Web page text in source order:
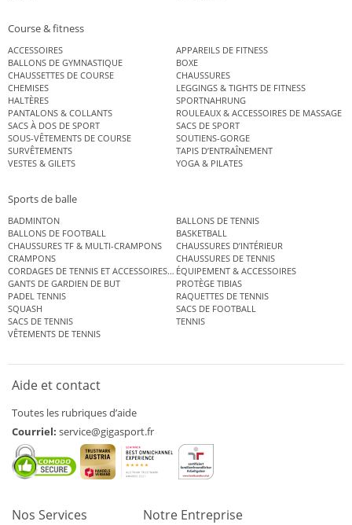
Course & fitness
ACCESSOIRES
APPAREILS DE FITNESS
BALLONS DE GYMNASTIQUE
BOXE
CHAUSSETTES DE COURSE
CHAUSSURES
CHEMISES
LEGGINGS & TIGHTS DE FITNESS
HALTÈRES
SPORTNAHRUNG
PANTALONS & COLLANTS
ROULEAUX & ACCESSOIRES DE MASSAGE
SACS À DOS DE SPORT
SACS DE SPORT
SOUS-VÊTEMENTS DE COURSE
SOUTIENS-GORGE
SURVÊTEMENTS
TAPIS D’ENTRAÎNEMENT
VESTES & GILETS
YOGA & PILATES
Sports de balle
BADMINTON
BALLONS DE TENNIS
BALLONS DE FOOTBALL
BASKETBALL
CHAUSSURES TF & MULTI-CRAMPONS
CHAUSSURES D’INTÉRIEUR
CRAMPONS
CHAUSSURES DE TENNIS
CORDAGES DE TENNIS ET ACCESSOIRES DE TENNISÉQUIPEMENT & ACCESSOIRES
GANTS DE GARDIEN DE BUT
PROTÈGE TIBIAS
PADEL TENNIS
RAQUETTES DE TENNIS
SQUASH
SACS DE FOOTBALL
SACS DE TENNIS
TENNIS
VÊTEMENTS DE TENNIS
Aide et contact
Toutes les rubriques d’aide
Courriel: service@gigasport.fr
Nos Services Notre Entreprise